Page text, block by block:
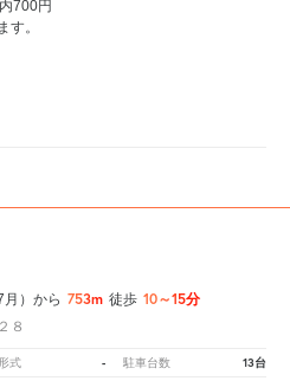
700円
。
）から 753m 徒歩 10～15分
８
式 - 駐車台数 13台